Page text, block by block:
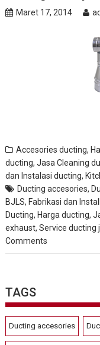
Maret 17, 2014
Accesories ducting,
ducting,Jasa Cleaning
dan Instalasi ducting,
Ducting accesories,
BJLS,Fabrikasi dan
Ducting,Harga ducting,
exhaust,Service ducting
Comments
TAGS
Ducting accesories